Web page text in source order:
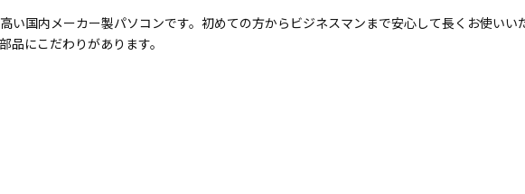
い国内メーカー製パソコンです。初めての方からビジネスマンまで安心して長くお使いい
にこだわりがあります。